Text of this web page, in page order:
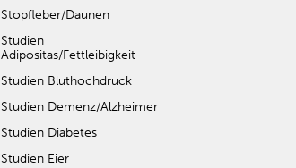
Stopfleber/Daunen
Studien
Adipositas/Fettleibigkeit
Studien Bluthochdruck
Studien Demenz/Alzheimer
Studien Diabetes
Studien Eier